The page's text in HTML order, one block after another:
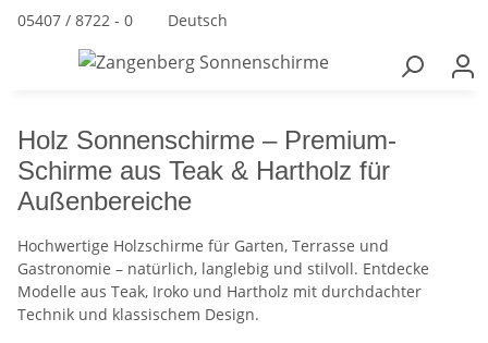
05407 / 8722 - 0 Deutsch
Holz Sonnenschirme – Premium-
Schirme aus Teak & Hartholz für
Außenbereiche
Hochwertige Holzschirme für Garten, Terrasse und
Gastronomie – natürlich, langlebig und stilvoll. Entdecke
Modelle aus Teak, Iroko und Hartholz mit durchdachter
Technik und klassischem Design.